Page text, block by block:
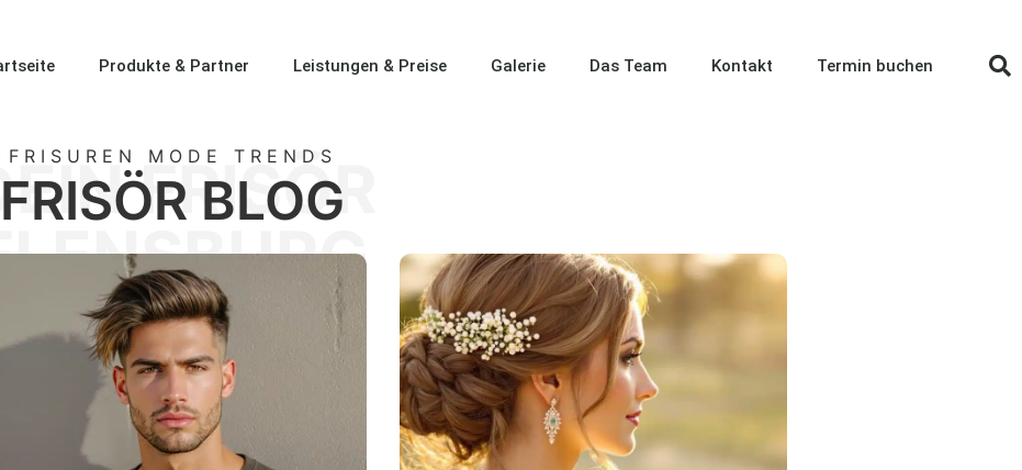
Produkte & Partner Leistungen & Preise Galerie Das Team Kontakt Termin buchen
DEIN FRISÖR
FRISUREN MODE TRENDS
FRISÖR BLOG